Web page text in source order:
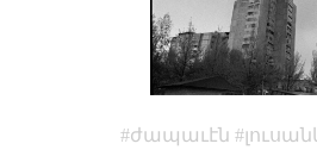
ժապաւէն